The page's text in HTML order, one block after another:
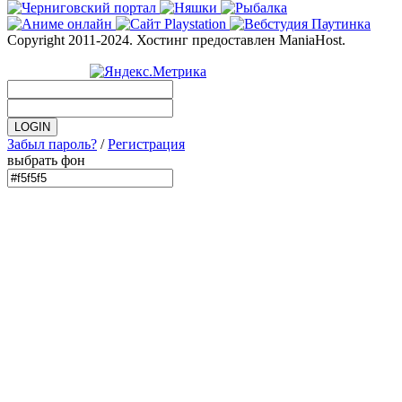
Copyright 2011-2024. Хостинг предоставлен ManiaHost.
Забыл пароль? /Регистрация
выбрать фон